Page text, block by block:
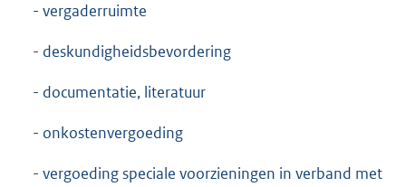
- vergaderruimte
- deskundigheidsbevordering
- documentatie, literatuur
- onkostenvergoeding
- vergoeding speciale voorzieningen in verband met